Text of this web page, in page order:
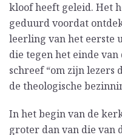
kloof heeft geleid. Het
geduurd voordat
leerling van het eerste
die tegen het einde
schreef “om zijn lezers
de theologische
In het begin van de
groter dan van die van